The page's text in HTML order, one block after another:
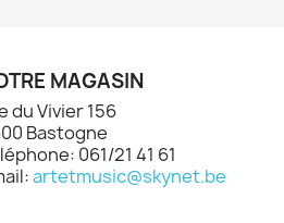
MAGASIN
du Vivier 156
Bastogne
061/21 41 61
artetmusic@skynet.be